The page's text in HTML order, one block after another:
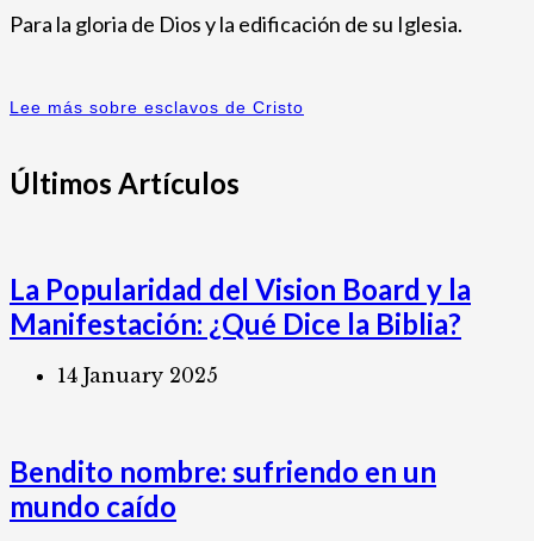
Para la gloria de Dios y la edificación de su Iglesia.
Lee más sobre esclavos de Cristo
Últimos Artículos
La Popularidad del Vision Board y la
Manifestación: ¿Qué Dice la Biblia?
14 January 2025
Bendito nombre: sufriendo en un
mundo caído